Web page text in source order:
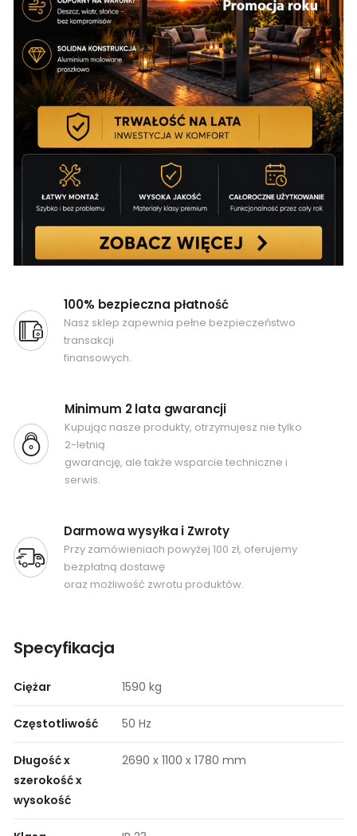
100% bezpieczna płatność
Nasz sklep zapewnia pełne bezpieczeństwo
transakcji
finansowych.
Minimum 2 lata gwarancji
Kupując nasze produkty, otrzymujesz nie tylko
2-letnią
gwarancję, ale także wsparcie techniczne i
serwis.
Darmowa wysyłka i Zwroty
Przy zamówieniach powyżej 100 zł, oferujemy
bezpłatną dostawę
oraz możliwość zwrotu produktów.
Specyfikacja
Ciężar 1590 kg
Częstotliwość 50 Hz
Długość x
szerokość x
wysokość
2690 x 1100 x 1780 mm